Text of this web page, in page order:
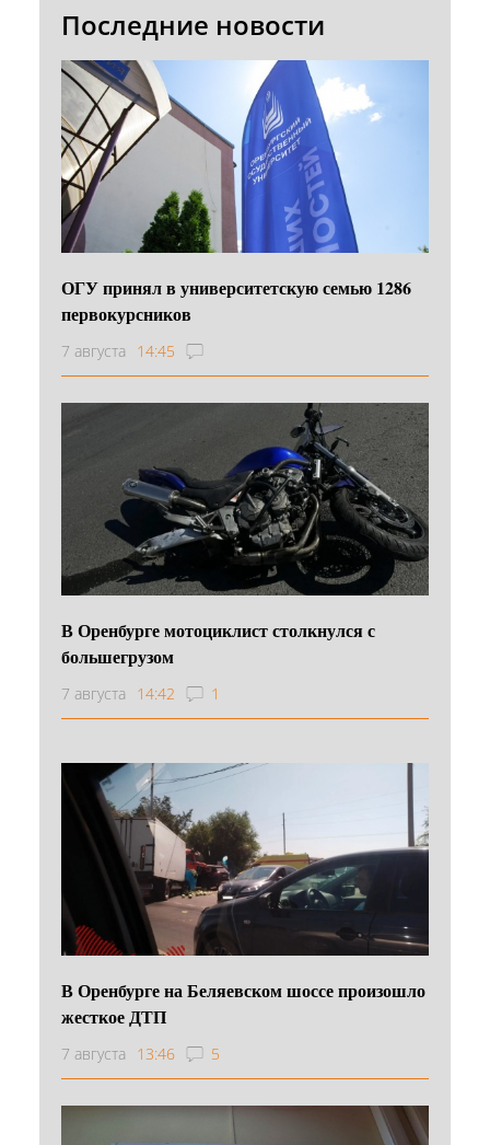
Последние новости
ОГУ принял в университетскую семью 1286
первокурсников
7 августа 14:45
В Оренбурге мотоциклист столкнулся с
большегрузом
7 августа 14:42 1
В Оренбурге на Беляевском шоссе произошло
жесткое ДТП
7 августа 13:46 5